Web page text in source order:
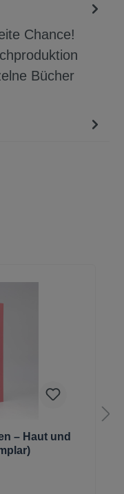
Chance!
Bücher
– Haut und